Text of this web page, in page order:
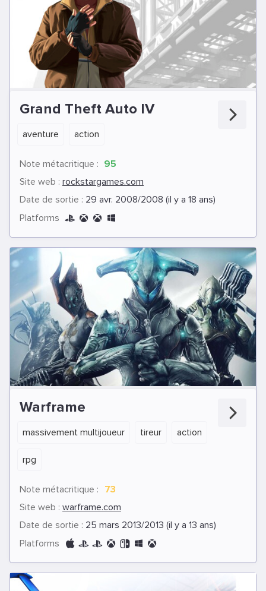
Grand Theft Auto IV
aventure action
Note métacritique : 95
Site web : rockstargames.com
Date de sortie : 29 avr. 2008/2008 (il y a 18 ans)
Platforms
Warframe
massivement multijoueur tireur action
rpg
Note métacritique : 73
Site web : warframe.com
Date de sortie : 25 mars 2013/2013 (il y a 13 ans)
Platforms